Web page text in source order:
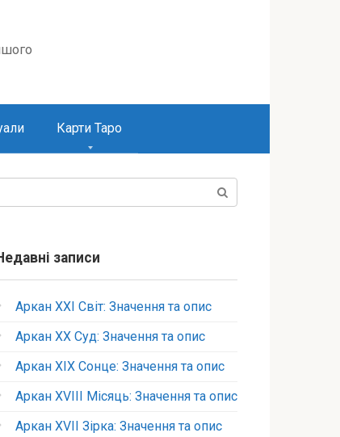
Карти Таро
записи
Аркан XXI Світ: Значення та опис
Аркан XX Суд: Значення та опис
Аркан XIX Сонце: Значення та опис
Аркан XVIII Місяць: Значення та опис
Аркан XVII Зірка: Значення та опис